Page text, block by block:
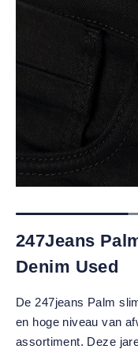
247Jeans
Denim Used
De 247jeans Palm
en hoge niveau van
assortiment. Deze